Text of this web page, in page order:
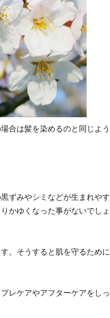
合は髪を染めるのと同じよう
ずみやシミなどが生まれやす
かゆくなった事がないでしょ
。そうすると肌を守るために
レケアやアフターケアをしっ